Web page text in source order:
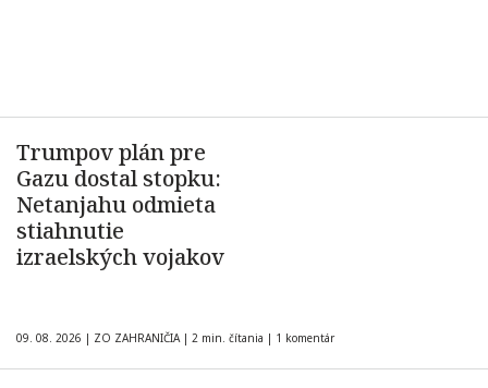
Trumpov plán pre
Gazu dostal stopku:
Netanjahu odmieta
stiahnutie
izraelských vojakov
09. 08. 2026 | ZO ZAHRANIČIA | 2 min. čítania | 1 komentár